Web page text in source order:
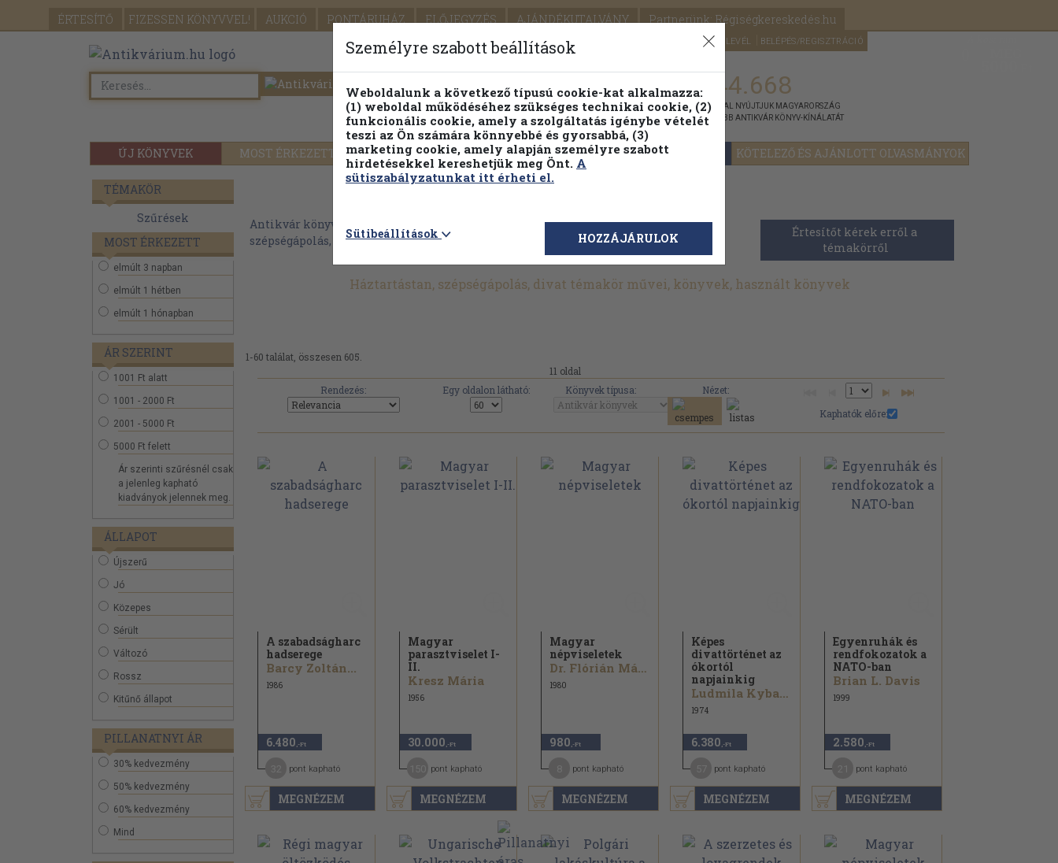
ÉRTESÍTŐ FIZESSEN KÖNYVVEL! AUKCIÓ PONTÁRUHÁZ ELŐJEGYZÉS AJÁNDÉKUTALVÁNY Partnerünk: Régiségkereskedés.hu
SEGÍTSÉG HÍRLEVÉL BELÉPÉS/REGISZTRÁCIÓ
ÚJ KÖNYVEK MOST ÉRKEZETT PILLANATNYI ÁRAINK FENNTARTHATÓ OLVASMÁNYOK KÖTELEZŐ ÉS AJÁNLOTT OLVASMÁNYOK
Részletes kereső Témaköri fa 1.144.668
KIADVÁNNYAL NYÚJTJUK MAGYARORSZÁG
LEGNAGYOBB ANTIKVÁR KÖNYV-KÍNÁLATÁT
TÉMAKÖR
Szűrések
MOST ÉRKEZETT
elmúlt 3 napban
elmúlt 1 hétben
elmúlt 1 hónapban
ÁR SZERINT
1001 Ft alatt
1001 - 2000 Ft
2001 - 5000 Ft
5000 Ft felett
Ár szerinti szűrésnél csak
a jelenleg kapható
kiadványok jelennek meg.
ÁLLAPOT
Újszerű
Jó
Közepes
Sérült
Változó
Rossz
Kitűnő állapot
PILLANATNYI ÁR
30% kedvezmény
50% kedvezmény
60% kedvezmény
Mind
Antikvár könyvek Háztartástan>Háztartástan,
szépségápolás, divat
Értesítőt kérek erről a
témakörről
Háztartástan, szépségápolás, divat témakör művei, könyvek, használt könyvek
1-60 találat, összesen 605.
11 oldal
Rendezés:
Egy oldalon látható: Könyvek típusa:
Nézet:
Kaphatók előre:
MEGNÉZEM
A szabadságharc
hadserege
Barcy Zoltán...
1986
6.480 ,-Ft
pont kapható
MEGNÉZEM
Magyar
parasztviselet I-
II.
Kresz Mária
1956
30.000 ,-Ft
pont kapható
MEGNÉZEM
Magyar
népviseletek
Dr. Flórián Mária
1980
980 ,-Ft
pont kapható
MEGNÉZEM
Képes
divattörténet az
ókortól
napjainkig
Ludmila Kybalová...
1974
6.380 ,-Ft
pont kapható
MEGNÉZEM
Egyenruhák és
rendfokozatok a
NATO-ban
Brian L. Davis
1999
2.580 ,-Ft
pont kapható
Személyre szabott beállítások
Weboldalunk a következő típusú cookie-kat alkalmazza:
(1) weboldal működéséhez szükséges technikai cookie, (2)
funkcionális cookie, amely a szolgáltatás igénybe vételét
teszi az Ön számára könnyebbé és gyorsabbá, (3)
marketing cookie, amely alapján személyre szabott
hirdetésekkel kereshetjük meg Önt. A
sütiszabályzatunkat itt érheti el.
Sütibeállítások HOZZÁJÁRULOK